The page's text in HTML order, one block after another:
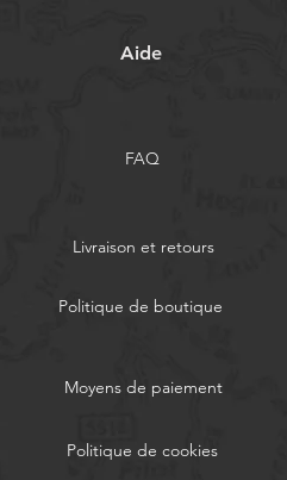
Aide
FAQ
Livraison et retours
Politique de boutique
Moyens de paiement
Politique de cookies